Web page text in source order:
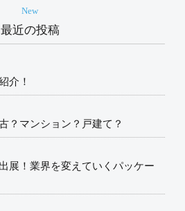
New
最近の投稿
介！
？マンション？戸建て？
展！業界を変えていくパッケー